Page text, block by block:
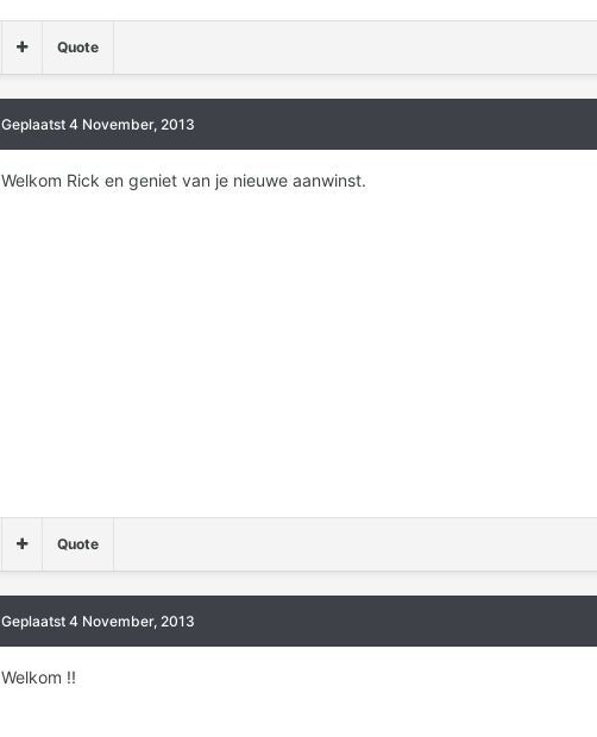
Quote
Geplaatst 4 November, 2013
Welkom Rick en geniet van je nieuwe aanwinst.
Quote
Geplaatst 4 November, 2013
Welkom !!